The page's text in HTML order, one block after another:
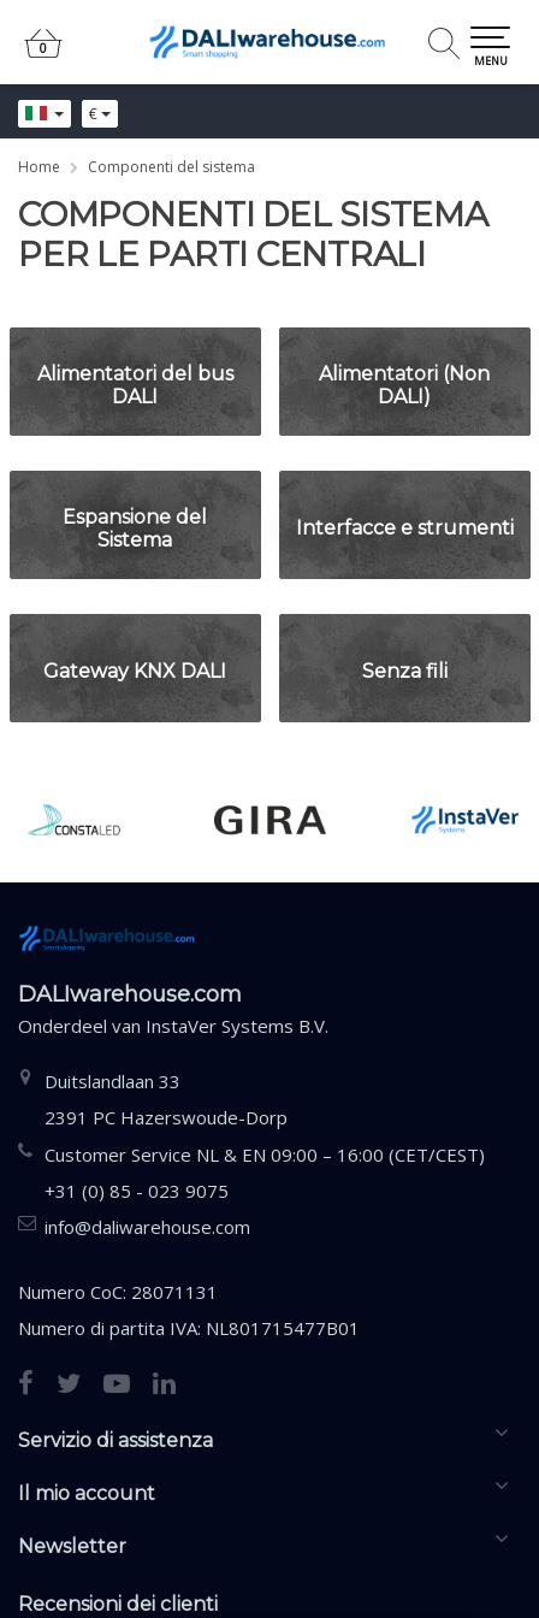
€
0
0
MENU
Home Componenti del sistema
COMPONENTI DEL SISTEMA
PER LE PARTI CENTRALI
Alimentatori del bus
DALI
Alimentatori (Non
DALI)
Espansione del
Sistema
Interfacce e strumenti
Gateway KNX DALI Senza fili
DALIwarehouse.com
Onderdeel van InstaVer Systems B.V.
Duitslandlaan 33
2391 PC Hazerswoude-Dorp
Customer Service NL & EN 09:00 – 16:00 (CET/CEST)
+31 (0) 85 - 023 9075
info@daliwarehouse.com
Numero CoC: 28071131
Numero di partita IVA: NL801715477B01
Servizio di assistenza
Il mio account
Newsletter
Recensioni dei clienti